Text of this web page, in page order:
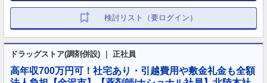
検討リスト（要ログイン）
ドラッグストア(調剤併設) ｜ 正社員
高年収700万円可！社宅あり・引越費用や敷金礼金も全額